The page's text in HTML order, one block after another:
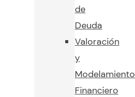
de
Deuda
Valoración
y
Modelamiento
Financiero